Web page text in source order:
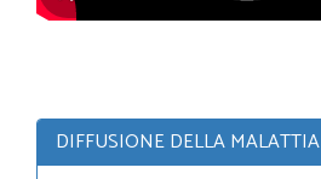
DIFFUSIONE DELLA MALATTIA